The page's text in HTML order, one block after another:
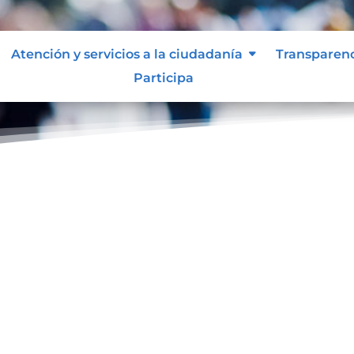
Atención y servicios a la ciudadanía
Participa